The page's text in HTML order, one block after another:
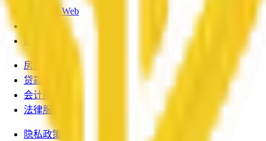
关于 QX Web
房产中介
贷款经纪
会计服务
法律服务
隐私政策